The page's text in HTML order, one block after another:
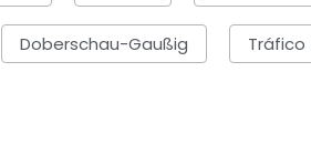
Doberschau-Gaußig Tráfico